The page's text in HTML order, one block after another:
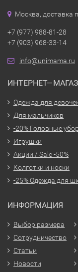
Москва, доставка
+7 (977) 988-81-28
+7 (903) 968-33-14
info@unimama.ru
Одежда для
Для мальчиков
-20% Головные
Игрушки
Акции / Sale -50%
Колготки и носки
-25% Одежда для
ИНФОРМАЦИЯ
Выбор размера
Сотрудничество
Статьи
Новости